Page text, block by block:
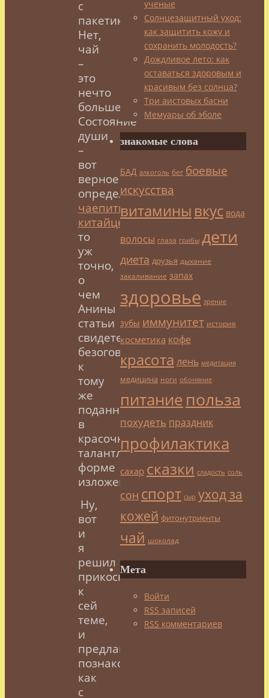
с
пакетиками.
Нет,
чай
–
это
нечто
большее.
Состояние
души
–
вот
верное
определение
чаепитию;
китайцев-
то
уж
точно,
о
чем
Анины
статьи
свидетельствуют
безоговорочно,
к
тому
же
поданные
в
красочно-
талантливой
форме
изложения.
Ну,
вот
и
я
решил
прикоснуться
к
сей
теме,
и
предлагаю
познакомиться
как
с
ученые
Солнцезащитный уход:
как защитить кожу и
сохранить молодость?
Дождливое лето: как
оставаться здоровым и
красивым без солнца?
Три аистовых басни
Мемуары об эболе
знакомые слова
БАД алкоголь бег боевые
искусства
витамины вкус вода
волосы глаза грибы дети
диета друзья дыхание
закаливание запах
здоровье зрение
зубы иммунитет история
косметика кофе
красота лень медитация
медицина ноги обоняние
питание польза
похудеть праздник
профилактика
сахар сказки сладость соль
сон спорт сыр уход за
кожей фитонутриенты
чай шоколад
Мета
Войти
RSS записей
RSS комментариев